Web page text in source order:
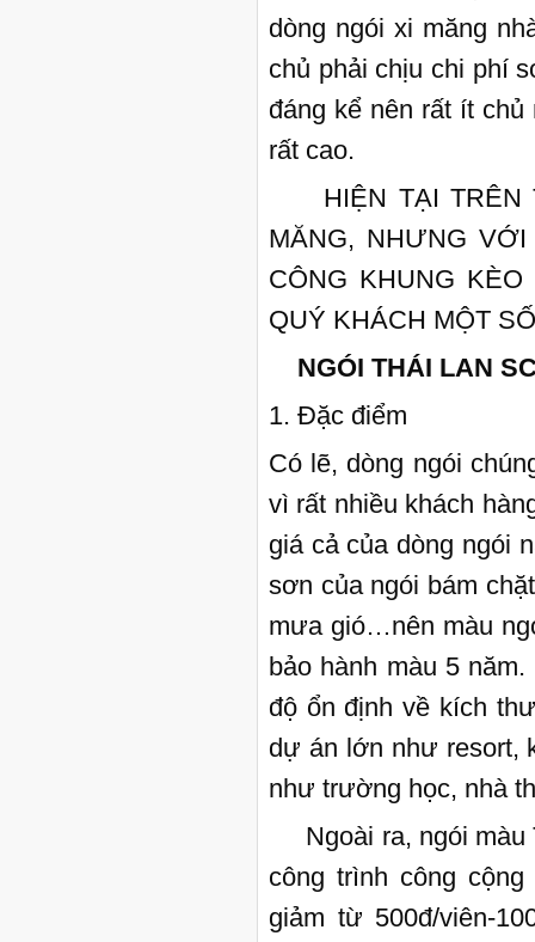
dòng ngói xi măng
chủ phải chịu chi phí
đáng kể nên rất ít
rất cao.
HIỆN TẠI TRÊN
MĂNG, NHƯNG
CÔNG KHUNG
QUÝ KHÁCH MỘT
NGÓI THÁI LAN
1. Đặc điểm
Có lẽ, dòng ngói
vì rất nhiều khách
giá cả của dòng ngói
sơn của ngói bám
mưa gió…nên màu
bảo hành màu 5
độ ổn định về kích
dự án lớn như resort,
như trường học, nhà
Ngoài ra, ngói màu
công trình công
giảm từ 500đ/viên-